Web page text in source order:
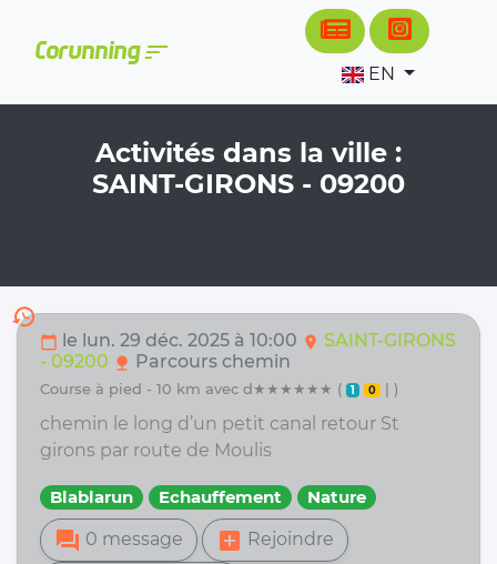
Corunningsort
EN
Activités dans la ville :
SAINT-GIRONS - 09200
history
calendar_today le lun. 29 déc. 2025 à 10:00 location_on SAINT-GIRONS
- 09200 nature Parcours chemin
course à pied - 10 km avec d★★★★★★ ( 1 0 | )
chemin le long d’un petit canal retour St
girons par route de Moulis
Blablarun Echauffement Nature
forum 0 message add_box Rejoindre